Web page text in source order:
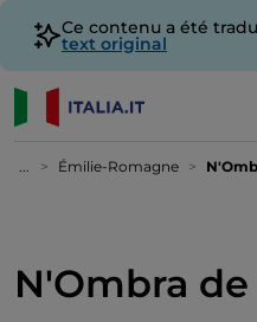
Ce contenu a été
text original
... Émilie-Romagne
N'Ombra